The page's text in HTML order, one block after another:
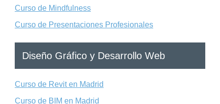
Curso de Mindfulness
Curso de Presentaciones Profesionales
Diseño Gráfico y Desarrollo Web
Curso de Revit en Madrid
Curso de BIM en Madrid